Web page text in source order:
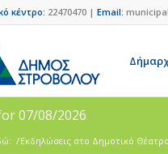
κέντρο: 22470470 | Email:
07/08/2026
/Εκδηλώσεις στο Δημοτικό Θέατρο